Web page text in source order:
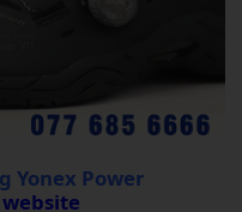
Yonex Power